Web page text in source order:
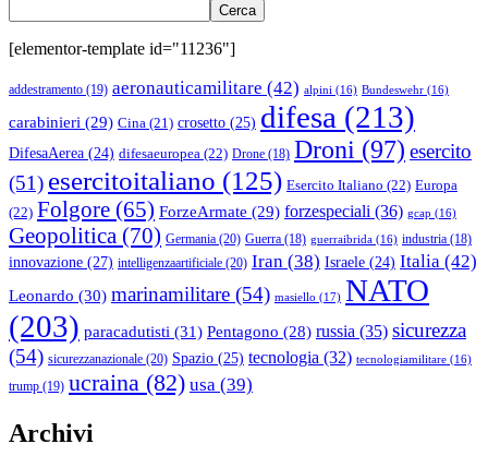
Cerca
[elementor-template id="11236"]
addestramento (19) aeronauticamilitare (42) alpini (16) Bundeswehr (16)
carabinieri (29) Cina (21) crosetto (25) difesa (213)
DifesaAerea (24) difesaeuropea (22) Drone (18) Droni (97) esercito
(51) esercitoitaliano (125) Esercito Italiano (22) Europa
(22) Folgore (65) ForzeArmate (29) forzespeciali (36) gcap (16)
Geopolitica (70) Germania (20) Guerra (18) guerraibrida (16) industria (18)
innovazione (27) intelligenzaartificiale (20) Iran (38) Israele (24) Italia (42)
Leonardo (30) marinamilitare (54) masiello (17) NATO
(203) paracadutisti (31) Pentagono (28) russia (35) sicurezza
(54) sicurezzanazionale (20) Spazio (25) tecnologia (32) tecnologiamilitare (16)
trump (19) ucraina (82) usa (39)
Archivi